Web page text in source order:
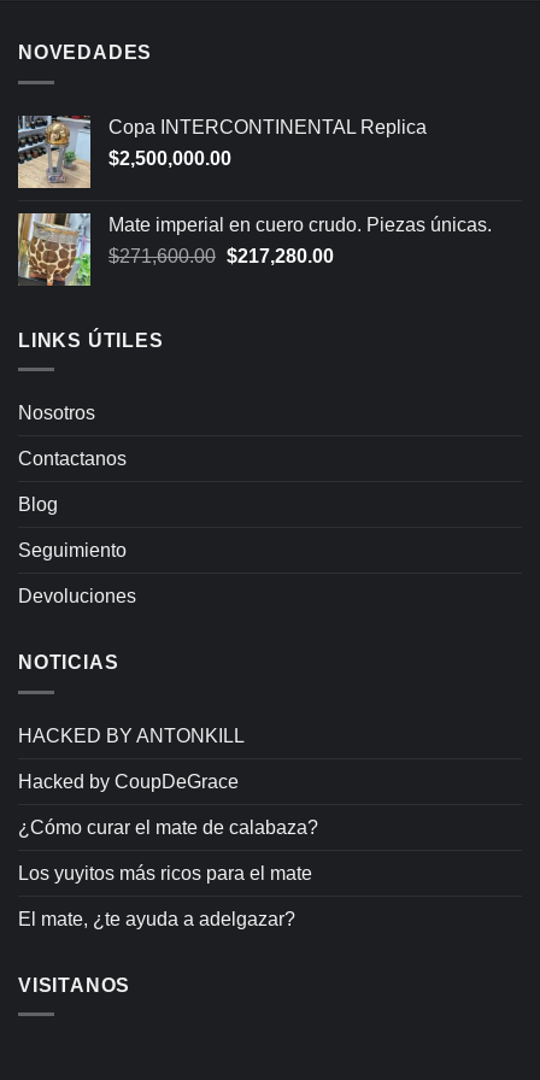
NOVEDADES
Copa INTERCONTINENTAL Replica
$2,500,000.00
Mate imperial en cuero crudo. Piezas únicas.
$271,600.00 Original
$217,280.00Current
LINKS ÚTILES
Nosotros
Contactanos
Blog
Seguimiento
Devoluciones
NOTICIAS
HACKED BY ANTONKILL
Hacked by CoupDeGrace
¿Cómo curar el mate de calabaza?
Los yuyitos más ricos para el mate
El mate, ¿te ayuda a adelgazar?
VISITANOS